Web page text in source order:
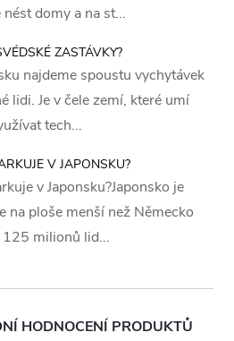
domy a na st...
ZASTÁVKY?
najdeme spoustu vychytávek
lidi. Je v čele zemí, které umí
tech...
V JAPONSKU?
v Japonsku?Japonsko je
na ploše menší než Německo
milionů lid...
HODNOCENÍ PRODUKTŮ